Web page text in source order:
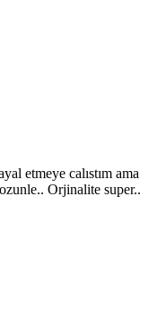
etmeye calıstım ama
Orjinalite super..